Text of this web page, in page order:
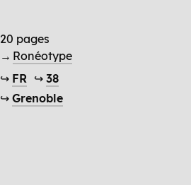
20 pages
→ Ronéotype
↪ FR ↪38
↪Grenoble